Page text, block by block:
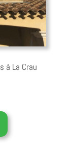
à La Crau